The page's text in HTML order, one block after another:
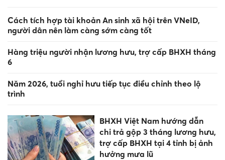
Cách tích hợp tài khoản An sinh xã hội trên VNeID,
người dân nên làm càng sớm càng tốt
Hàng triệu người nhận lương hưu, trợ cấp BHXH tháng
6
Năm 2026, tuổi nghỉ hưu tiếp tục điều chỉnh theo lộ
trình
BHXH Việt Nam hướng dẫn
chi trả gộp 3 tháng lương hưu,
trợ cấp BHXH tại 4 tỉnh bị ảnh
hưởng mưa lũ